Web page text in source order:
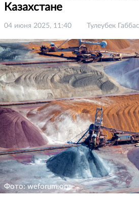
Казахстане
04 июня 2025, 11:40 Тулеубек
Фото: weforum.org